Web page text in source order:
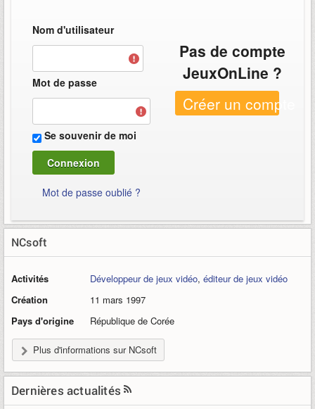
Nom d'utilisateur
Mot de passe
Se souvenir de moi
Mot de passe oublié ?
Pas de compte
JeuxOnLine ?
Créer un compte
NCsoft
Activités Développeur de jeux vidéo, éditeur de jeux vidéo
Création
11 mars 1997
Pays d'origine
République de Corée
Plus d'informations sur NCsoft
Dernières actualités